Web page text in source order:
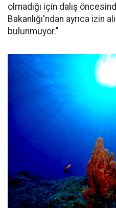
olmadığı için dalış
Bakanlığı'ndan ayrıca izin
bulunmuyor."